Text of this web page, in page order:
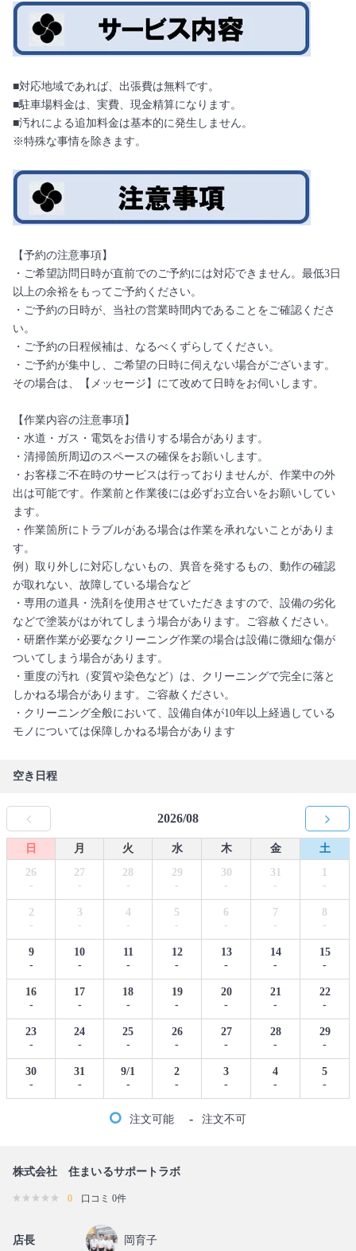
■対応地域であれば、出張費は無料です。
■駐車場料金は、実費、現金精算になります。
■汚れによる追加料金は基本的に発生しません。
※特殊な事情を除きます。
【予約の注意事項】
・ご希望訪問日時が直前でのご予約には対応できません。最低3日
以上の余裕をもってご予約ください。
・ご予約の日時が、当社の営業時間内であることをご確認くださ
い。
・ご予約の日程候補は、なるべくずらしてください。
・ご予約が集中し、ご希望の日時に伺えない場合がございます。
その場合は、【メッセージ】にて改めて日時をお伺いします。
【作業内容の注意事項】
・水道・ガス・電気をお借りする場合があります。
・清掃箇所周辺のスペースの確保をお願いします。
・お客様ご不在時のサービスは行っておりませんが、作業中の外
出は可能です。作業前と作業後には必ずお立合いをお願いしてい
ます。
・作業箇所にトラブルがある場合は作業を承れないことがありま
す。
例）取り外しに対応しないもの、異音を発するもの、動作の確認
が取れない、故障している場合など
・専用の道具・洗剤を使用させていただきますので、設備の劣化
などで塗装がはがれてしまう場合があります。ご容赦ください。
・研磨作業が必要なクリーニング作業の場合は設備に微細な傷が
ついてしまう場合があります。
・重度の汚れ（変質や染色など）は、クリーニングで完全に落と
しかねる場合があります。ご容赦ください。
・クリーニング全般において、設備自体が10年以上経過している
モノについては保障しかねる場合があります
空き日程
2026/08
日 月 火 水 木 金
土
26
-
27
-
28
-
29
-
30
-
31
-
1
-
2
-
3
-
4
-
5
-
6
-
7
-
8
-
9
-
10
-
11
-
12
-
13
-
14
-
15
-
16
-
17
-
18
-
19
-
20
-
21
-
22
-
23
-
24
-
25
-
26
-
27
-
28
-
29
-
30
-
31
-
9/1
-
2
-
3
-
4
-
5
-
注文可能 - 注文不可
株式会社 住まいるサポートラボ
0 口コミ 0件
店長 岡育子